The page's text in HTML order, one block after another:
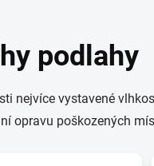
podlahy
nejvíce vystavené
opravu poškozených